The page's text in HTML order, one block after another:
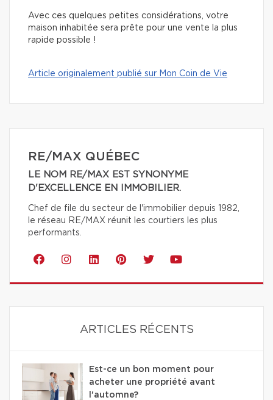
Avec ces quelques petites considérations, votre
maison inhabitée sera prête pour une vente la plus
rapide possible !
Article originalement publié sur Mon Coin de Vie
RE/MAX QUÉBEC
LE NOM RE/MAX EST SYNONYME
D'EXCELLENCE EN IMMOBILIER.
Chef de file du secteur de l'immobilier depuis 1982,
le réseau RE/MAX réunit les courtiers les plus
performants.
ARTICLES RÉCENTS
Est-ce un bon moment pour
acheter une propriété avant
l'automne?